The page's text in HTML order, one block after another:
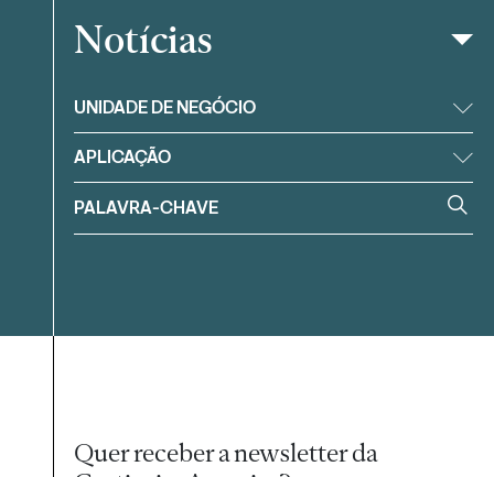
Filtrar
Notícias
UNIDADE DE NEGÓCIO
APLICAÇÃO
Quer receber a newsletter da